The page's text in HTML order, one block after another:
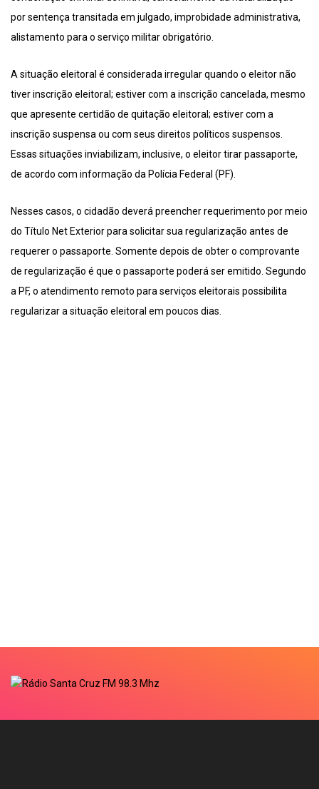
por sentença transitada em julgado, improbidade administrativa,
alistamento para o serviço militar obrigatório.
A situação eleitoral é considerada irregular quando o eleitor não
tiver inscrição eleitoral; estiver com a inscrição cancelada, mesmo
que apresente certidão de quitação eleitoral; estiver com a
inscrição suspensa ou com seus direitos políticos suspensos.
Essas situações inviabilizam, inclusive, o eleitor tirar passaporte,
de acordo com informação da Polícia Federal (PF).
Nesses casos, o cidadão deverá preencher requerimento por meio
do Título Net Exterior para solicitar sua regularização antes de
requerer o passaporte. Somente depois de obter o comprovante
de regularização é que o passaporte poderá ser emitido. Segundo
a PF, o atendimento remoto para serviços eleitorais possibilita
regularizar a situação eleitoral em poucos dias.